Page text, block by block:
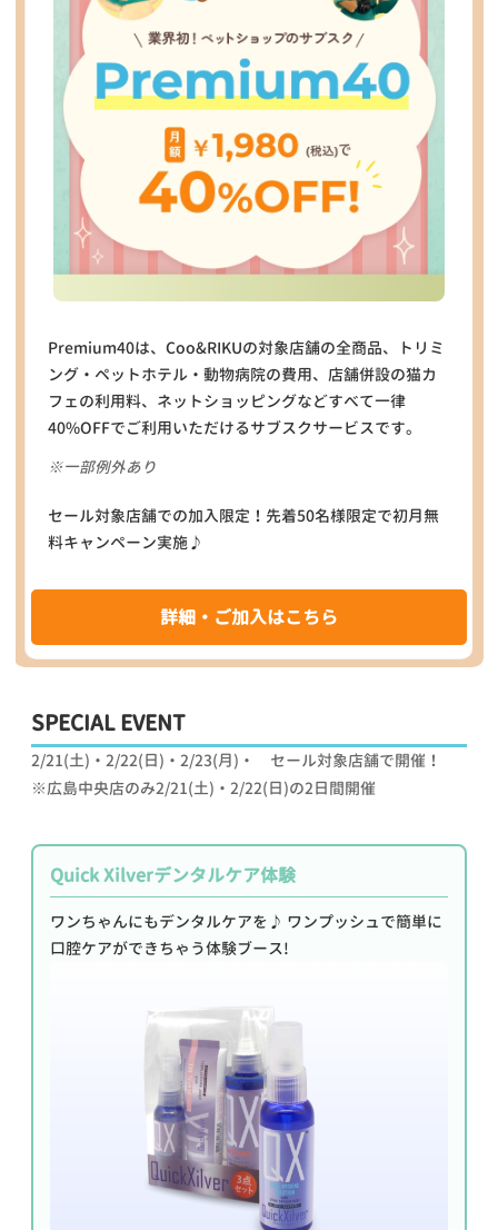
Premium40は、Coo&RIKUの対象店舗の全商品、トリミ
ング・ペットホテル・動物病院の費用、店舗併設の猫カ
フェの利用料、ネットショッピングなどすべて一律
40%OFFでご利用いただけるサブスクサービスです。
※一部例外あり
セール対象店舗での加入限定！先着50名様限定で初月無
料キャンペーン実施♪
詳細・ご加入はこちら
SPECIAL EVENT
2/21(土)・2/22(日)・2/23(月)・ セール対象店舗で開催！
※広島中央店のみ2/21(土)・2/22(日)の2日間開催
Quick Xilverデンタルケア体験
ワンちゃんにもデンタルケアを♪ ワンプッシュで簡単に
口腔ケアができちゃう体験ブース!